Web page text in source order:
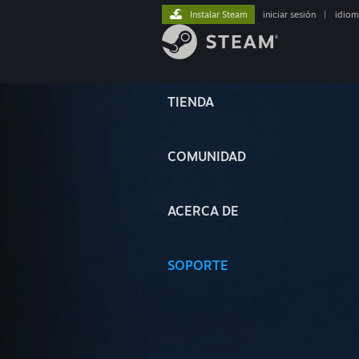
TIENDA
COMUNIDAD
ACERCA DE
SOPORTE
Instalar Steam iniciar sesión